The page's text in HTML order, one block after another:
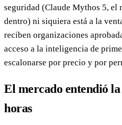
seguridad (Claude Mythos 5, el
dentro) ni siquiera está a la
reciben organizaciones
acceso a la inteligencia de
escalonarse por precio y por
El mercado entendió
horas